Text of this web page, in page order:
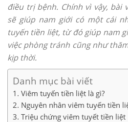
điều trị bệnh. Chính vì vậy, bài
sẽ giúp nam giới có một cái
tuyến tiền liệt, từ đó giúp nam
việc phòng tránh cũng như
kịp thời.
Danh mục bài viết
Viêm tuyến tiền liệt là gì?
Nguyên nhân viêm tuyến tiền
Triệu chứng viêm tuyết tiền liệt